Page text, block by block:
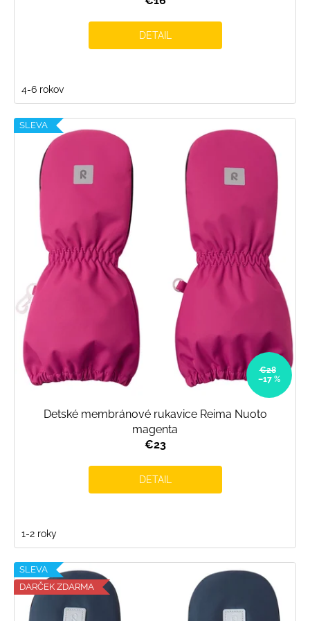
DETAIL
4-6 rokov
SLEVA
€28
–17 %
Detské membránové rukavice Reima Nuoto
magenta
€23
DETAIL
1-2 roky
SLEVA
DARČEK ZDARMA